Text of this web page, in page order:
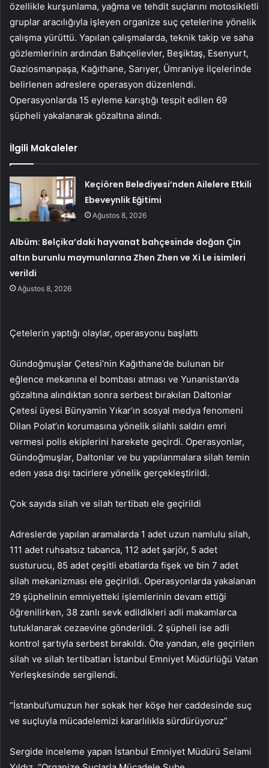
özellikle kurşunlama, yağma ve tehdit suçlarını motosikletli
gruplar aracılığıyla işleyen organize suç çetelerine yönelik
çalışma yürüttü. Yapılan çalışmalarda, teknik takip ve saha
gözlemlerinin ardından Bahçelievler, Beşiktaş, Esenyurt,
Gaziosmanpaşa, Kağıthane, Sarıyer, Ümraniye ilçelerinde
belirlenen adreslere operasyon düzenlendi.
Operasyonlarda 15 eyleme karıştığı tespit edilen 69
şüpheli yakalanarak gözaltına alındı.
İlgili Makaleler
Keçiören Belediyesi’nden Ailelere Etkili
Ebeveynlik Eğitimi
Ağustos 8, 2026
Albüm: Belçika’daki hayvanat bahçesinde doğan Çin
altın burunlu maymunlarına Zhen Zhen ve Xi Le isimleri
verildi
Ağustos 8, 2026
Çetelerin yaptığı olaylar, operasyonu başlattı
Gündoğmuşlar Çetesi’nin Kağıthane’de bulunan bir
eğlence mekanına el bombası atması ve Yunanistan’da
gözaltına alındıktan sonra serbest bırakılan Daltonlar
Çetesi üyesi Bünyamin Yıkar’ın sosyal medya fenomeni
Dilan Polat’ın korumasına yönelik silahlı saldırı emri
vermesi polis ekiplerini harekete geçirdi. Operasyonlar,
Gündoğmuşlar, Daltonlar ve bu yapılanmalara silah temin
eden yasa dışı tacirlere yönelik gerçekleştirildi.
Çok sayıda silah ve silah tertibatı ele geçirildi
Adreslerde yapılan aramalarda 1 adet uzun namlulu silah,
111 adet ruhsatsız tabanca, 112 adet şarjör, 5 adet
susturucu, 85 adet çeşitli ebatlarda fişek ve bin 7 adet
silah mekanizması ele geçirildi. Operasyonlarda yakalanan
29 şüphelinin emniyetteki işlemlerinin devam ettiği
öğrenilirken, 38 zanlı sevk edildikleri adli makamlarca
tutuklanarak cezaevine gönderildi. 2 şüpheli ise adli
kontrol şartıyla serbest bırakıldı. Öte yandan, ele geçirilen
silah ve silah tertibatları İstanbul Emniyet Müdürlüğü Vatan
Yerleşkesinde sergilendi.
“İstanbul’umuzun her sokak her köşe her caddesinde suç
ve suçluyla mücadelemizi kararlılıkla sürdürüyoruz”
Sergide inceleme yapan İstanbul Emniyet Müdürü Selami